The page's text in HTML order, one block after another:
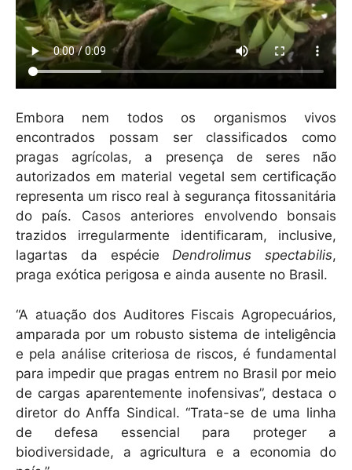
Embora nem todos os organismos vivos
encontrados possam ser classificados como
pragas agrícolas, a presença de seres não
autorizados em material vegetal sem certificação
representa um risco real à segurança fitossanitária
do país. Casos anteriores envolvendo bonsais
trazidos irregularmente identificaram, inclusive,
lagartas da espécieDendrolimus spectabilis,
praga exótica perigosa e ainda ausente no Brasil.
“A atuação dos Auditores Fiscais Agropecuários,
amparada por um robusto sistema de inteligência
e pela análise criteriosa de riscos, é fundamental
para impedir que pragas entrem no Brasil por meio
de cargas aparentemente inofensivas”, destaca o
diretor do Anffa Sindical. “Trata-se de uma linha
de defesa essencial para proteger a
biodiversidade, a agricultura e a economia do